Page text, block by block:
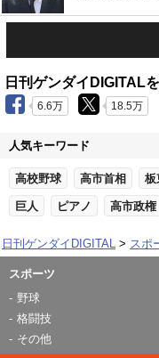
日刊ゲンダイDIGITAL
6.6万 18.5万
人気キーワード
高校野球 高市首相 板
巨人 ピアノ 高市政権
日刊ゲンダイDIGITAL スポ
スポーツ
野球
格闘技
その他